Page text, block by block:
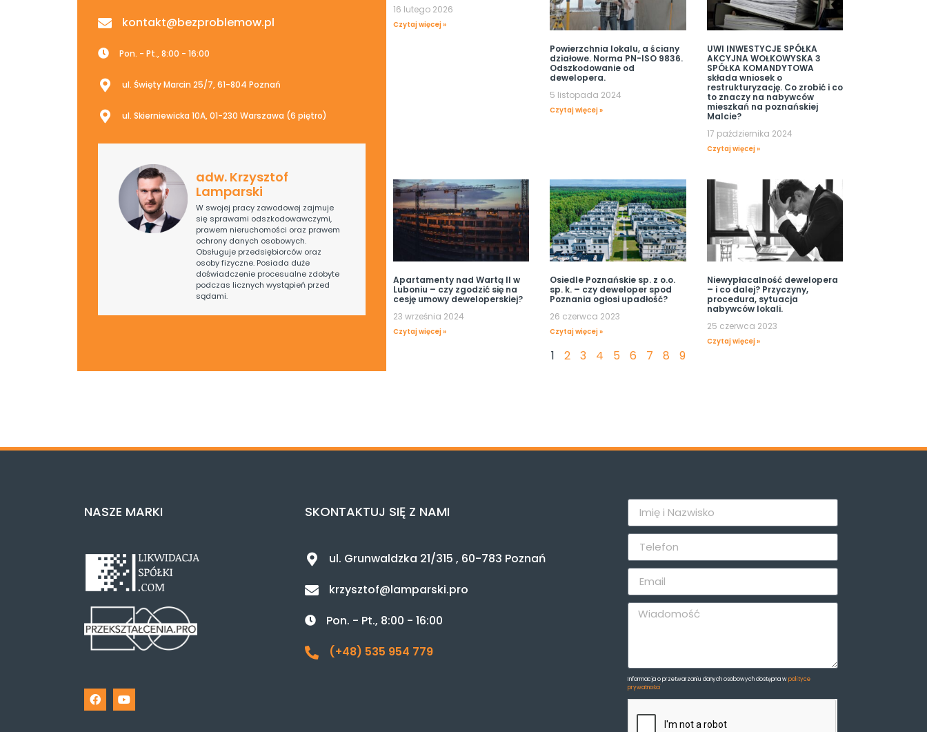
kontakt@bezproblemow.pl
Pon. - Pt., 8:00 - 16:00
ul. Święty Marcin 25/7, 61-804 Poznań
ul. Skierniewicka 10A, 01-230 Warszawa (6 piętro)
adw. Krzysztof
Lamparski
W swojej pracy zawodowej zajmuje
się sprawami odszkodowawczymi,
prawem nieruchomości oraz prawem
ochrony danych osobowych.
Obsługuje przedsiębiorców oraz
osoby fizyczne. Posiada duże
doświadczenie procesualne zdobyte
podczas licznych wystąpień przed
sądami.
16 lutego 2026
Czytaj więcej »
Powierzchnia lokalu, a ściany
działowe. Norma PN-ISO 9836.
Odszkodowanie od
dewelopera.
5 listopada 2024
Czytaj więcej »
UWI INWESTYCJE SPÓŁKA
AKCYJNA WOŁKOWYSKA 3
SPÓŁKA KOMANDYTOWA
składa wniosek o
restrukturyzację. Co zrobić i co
to znaczy na nabywców
mieszkań na poznańskiej
Malcie?
17 października 2024
Czytaj więcej »
Apartamenty nad Wartą II w
Luboniu – czy zgodzić się na
cesję umowy deweloperskiej?
23 września 2024
Czytaj więcej »
Osiedle Poznańskie sp. z o.o.
sp. k. – czy deweloper spod
Poznania ogłosi upadłość?
26 czerwca 2023
Czytaj więcej »
Niewypłacalność dewelopera
– i co dalej? Przyczyny,
procedura, sytuacja
nabywców lokali.
25 czerwca 2023
Czytaj więcej »
1 2 3 4 5 6 7 8 9
NASZE MARKI SKONTAKTUJ SIĘ Z NAMI
ul. Grunwaldzka 21/315 , 60-783 Poznań
krzysztof@lamparski.pro
Pon. - Pt., 8:00 - 16:00
(+48) 535 954 779
Informacja o przetwarzaniu danych osobowych dostępna wpolityce
prywatności